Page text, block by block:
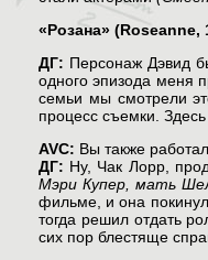
«Розана»
ДГ: Персонаж Дэвид
одного эпизода меня
семьи мы смотрели
процесс съемки.
AVC: Вы также
ДГ: Ну, Чак Лорр,
Мэри Купер, мать
фильме, и она
тогда решил отдать
сих пор блестяще